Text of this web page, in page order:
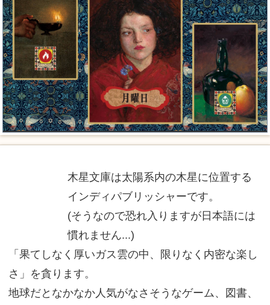
木星文庫は太陽系内の木星に位置する
インディパブリッシャーです。
(そうなので恐れ入りますが日本語には
慣れません...)
「果てしなく厚いガス雲の中、限りなく内密な楽し
さ」を貪ります。
地球だとなかなか人気がなさそうなゲーム、図書、